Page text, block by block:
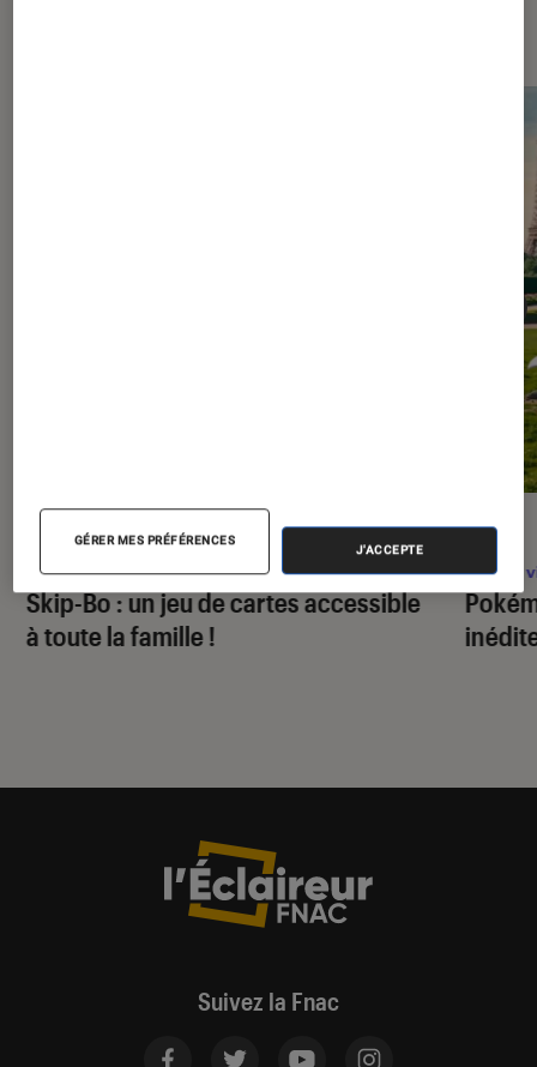
Skip-Bo : un jeu de cartes accessible
à toute la famille !
PRISE EN MAIN
Figurines et jeux • 03 fév. 2025
ACTU
Jeux
Suivez la Fnac
GÉRER MES PRÉFÉRENCES
J'ACCEPTE